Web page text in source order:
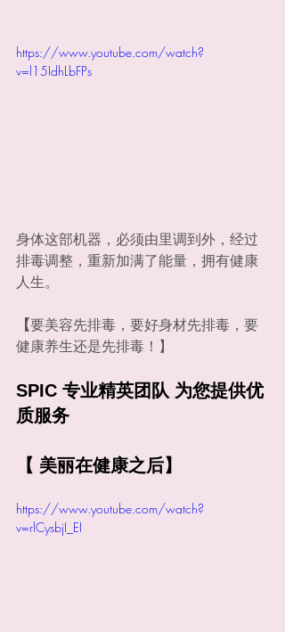
https://www.youtube.com/watch?
v=l15IdhLbFPs
身体这部机器，必须由里调到外，经过
排毒调整，重新加满了能量，拥有健康
人生。
【要美容先排毒，要好身材先排毒，要
健康养生还是先排毒！】
SPIC 专业精英团队 为您提供优
质服务
【 美丽在健康之后】
https://www.youtube.com/watch?
v=rlCysbjI_EI